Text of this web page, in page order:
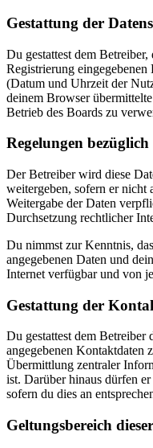
Gestattung der
Du gestattest dem
Registrierung
(Datum und Uhrzeit der
deinem Browser
Betrieb des Boards zu
Regelungen
Der Betreiber wird diese
weitergeben, sofern er nicht
Weitergabe der Daten
Durchsetzung rechtlicher
Du nimmst zur Kenntnis,
angegebenen Daten und
Internet verfügbar und von
Gestattung der
Du gestattest dem Betreiber
angegebenen Kontaktdaten
Übermittlung zentraler
ist. Darüber hinaus dürfen
sofern du dies an
Geltungsbereich